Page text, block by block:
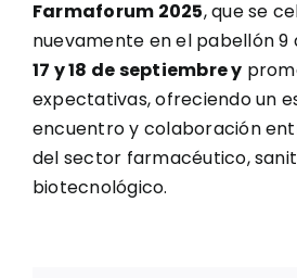
Farmaforum 2025, que se
nuevamente en el pabellón 9
17 y 18 de septiembre y
expectativas, ofreciendo un
encuentro y colaboración
del sector farmacéutico,
biotecnológico.